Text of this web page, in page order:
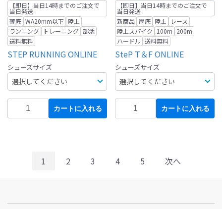
【即日】当日14時までのご注文で
当日発送
薄底 WA20mm以下 陸上
ランニング
トレーニング 部活
送料無料
STEP RUNNING ONLINE
シューズサイズ
カートに入れる
【即日】当日14時までのご注文で
当日発送
新商品 厚底 陸上
レース
陸上スパイク 100m 200m
ハードル 送料無料
SteP T＆F ONLINE
シューズサイズ
カートに入れる
1 2 3 4 5 次へ